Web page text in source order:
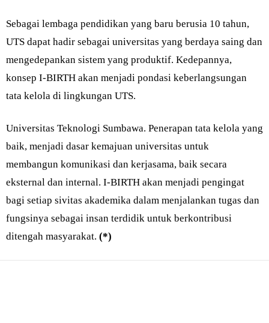
Sebagai lembaga pendidikan yang baru berusia 10 tahun,
UTS dapat hadir sebagai universitas yang berdaya saing dan
mengedepankan sistem yang produktif. Kedepannya,
konsep I-BIRTH akan menjadi pondasi keberlangsungan
tata kelola di lingkungan UTS.
Universitas Teknologi Sumbawa. Penerapan tata kelola yang
baik, menjadi dasar kemajuan universitas untuk
membangun komunikasi dan kerjasama, baik secara
eksternal dan internal. I-BIRTH akan menjadi pengingat
bagi setiap sivitas akademika dalam menjalankan tugas dan
fungsinya sebagai insan terdidik untuk berkontribusi
ditengah masyarakat. (*)